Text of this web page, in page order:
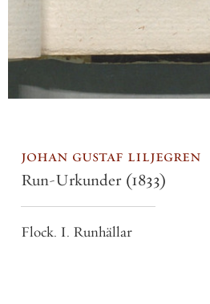
johan gustaf liljegren
Run-Urkunder (1833)
Flock. I. Runhällar